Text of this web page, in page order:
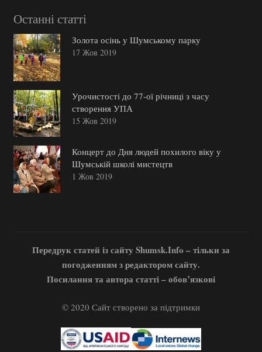
Останні статті
Золота осінь у Шумському парку
17 Жов 2019
Урочистості до 77-ої річниці з часу
створення УПА
15 Жов 2019
Концерт до Дня людей похилого віку у
Шумській школі мистецтв
1 Жов 2019
Передрук статей із сайту Shumsk.Info – тільки за
погодженням з редактором сайту.
Посилання та автора статті – обов’язкові
© 2020 Сайт створено за підтримки